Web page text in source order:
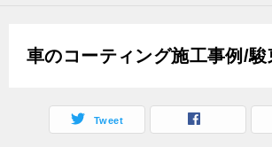
車のコーティング施工事例/駿
Tweet